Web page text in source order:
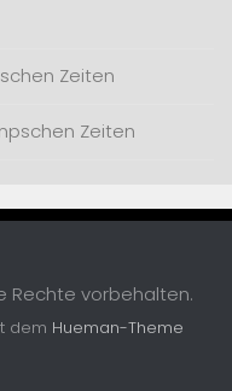
Zeiten
Zeiten
Rechte vorbehalten.
dem Hueman-Theme